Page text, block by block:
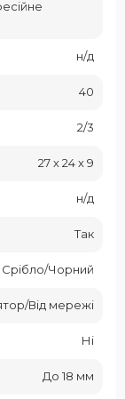
н/д
40
2/3
27 х 24 х 9
н/д
Так
Срібло/Чорний
Від мережі
Ні
До 18 мм